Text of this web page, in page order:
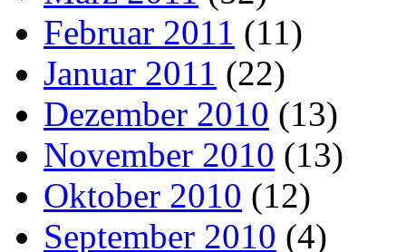
Februar 2011 (11)
Januar 2011 (22)
Dezember 2010 (13)
November 2010 (13)
Oktober 2010 (12)
September 2010 (4)